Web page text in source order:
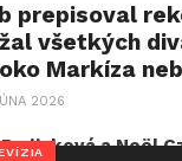
prepisoval
všetkých
Markíza
2026